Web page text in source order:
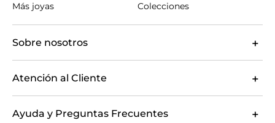
Más joyas Colecciones
Sobre nosotros
Atención al Cliente
Ayuda y Preguntas Frecuentes